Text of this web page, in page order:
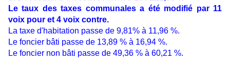
Le taux des taxes communales a été modifié par 11
voix pour et 4 voix contre.
La taxe d'habitation passe de 9,81% à 11,96 %.
Le foncier bâti passe de 13,89 % à 16,94 %.
Le foncier non bâti passe de 49,36 % à 60,21 %.